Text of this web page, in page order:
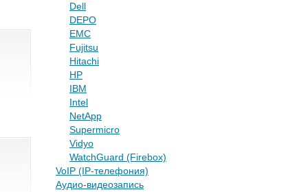
Dell
DEPO
EMC
Fujitsu
Hitachi
HP
IBM
Intel
NetApp
Supermicro
Vidyo
WatchGuard (Firebox)
VoIP (IP-телефония)
Аудио-видеозапись